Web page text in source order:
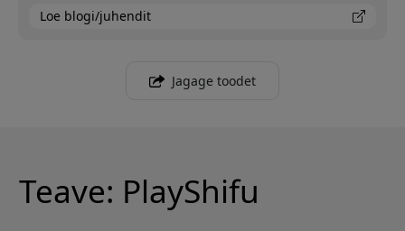
Loe blogi/juhendit
Jagage toodet
Teave: PlayShifu